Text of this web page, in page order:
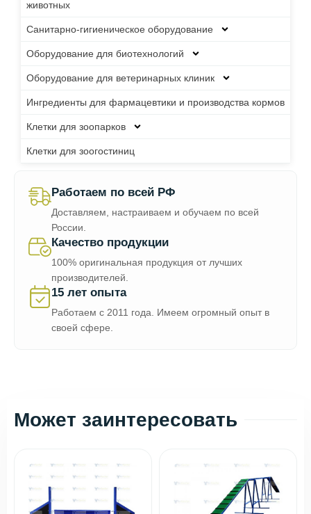
животных
Санитарно-гигиеническое оборудование
Оборудование для биотехнологий
Оборудование для ветеринарных клиник
Ингредиенты для фармацевтики и производства кормов
Клетки для зоопарков
Клетки для зоогостиниц
Работаем по всей РФ
Доставляем, настраиваем и обучаем по всей
России.
Качество продукции
100% оригинальная продукция от лучших
производителей.
15 лет опыта
Работаем с 2011 года. Имеем огромный опыт в
своей сфере.
Может заинтересовать